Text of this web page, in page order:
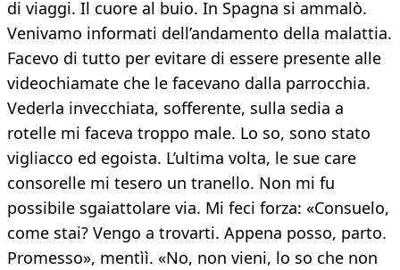
di viaggi. Il cuore al buio. In Spagna si ammalò.
Venivamo informati dell’andamento della malattia.
Facevo di tutto per evitare di essere presente alle
videochiamate che le facevano dalla parrocchia.
Vederla invecchiata, sofferente, sulla sedia a
rotelle mi faceva troppo male. Lo so, sono stato
vigliacco ed egoista. L’ultima volta, le sue care
consorelle mi tesero un tranello. Non mi fu
possibile sgaiattolare via. Mi feci forza: «Consuelo,
come stai? Vengo a trovarti. Appena posso, parto.
Promesso», mentìì. «No, non vieni, lo so che non